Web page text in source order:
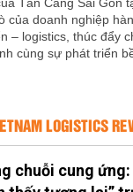
của doanh nghiệp
– logistics, thúc đẩy
cùng sự phát triển
LOGISTICS
chuỗi cung